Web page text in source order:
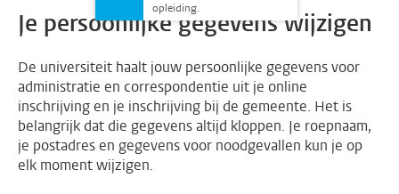
opleiding.
Je persoonlijke gegevens wijzigen
De universiteit haalt jouw persoonlijke gegevens voor
administratie en correspondentie uit je online
inschrijving en je inschrijving bij de gemeente. Het is
belangrijk dat die gegevens altijd kloppen. Je roepnaam,
je postadres en gegevens voor noodgevallen kun je op
elk moment wijzigen.